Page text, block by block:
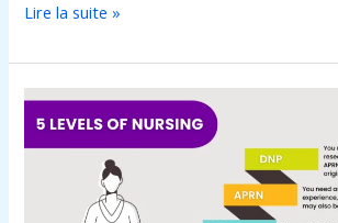
Lire la suite »
Comment
réussir
sa
reconversion